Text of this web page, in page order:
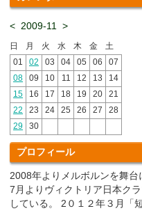
< 2009-11 >
日 月 火 水 木 金
土
01
02 03 04 05 06
07
08
09 10 11 12 13
14
15
16 17 18 19 20
21
22
23 24 25 26 27
28
29
30
プロフィール
2008年よりメルボルンを舞
7月よりヴィクトリア日本ク
している。 2０１２年３月